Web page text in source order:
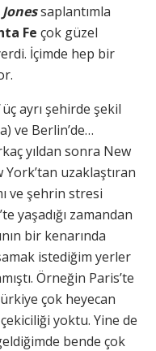
saplantımla
Fe çok güzel
İçimde hep bir
üç ayrı şehirde şekil
ve Berlin’de…
yıldan sonra New
uzaklaştıran
ve şehrin stresi
yaşadığı zamandan
bir kenarında
istediğim yerler
Örneğin Paris’te
çok heyecan
yoktu. Yine de
bende çok